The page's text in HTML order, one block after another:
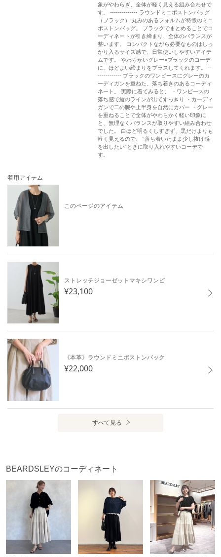
ざいますので、ご了承くださいませ。
・サンプルでの撮影、計測をしております。商品の仕様が一
部変更になる場合がございます。
・撮影サンプル品はブランドタグがついておりません。製品
にはタグがつきますので、製品の表に縫い糸が見える場合が
・工場の生産の都合上、納期が変更になる場合がございま
す。検品や輸送の関係で、発送日が前後しますのでご了承く
ださい。また、入荷状況により、お客様への発送が店頭販売
より遅れる場合もございます。
・店頭に陳列していた商品も含まれる場合がございます。
ご覧頂いている商品の写真につきましては、できるだけ実物
異なる場合がございます。 予めご了承ください。
《ハートをタップして商品のお気に入り登録》
【ハートをタップ】登録カラーの商品の「残りわずか」「再
入荷」「値下げ」通知を受け取ることができます。
【各ショップアプリにてブランドフォロー】 新商品などの入
荷情報、最新のニュースやお得な情報を受け取ることができ
ます。
メッシュトップス
アイテム情報
商品コード BEZ1061604A0006
性別タイプ レディース
カテゴリ
素材
【カーディガン】
ポリエステル65% 綿35%
※着用時・洗濯時は、必ず取扱い表示・タグをご
確認の上、お取り扱い下さい。
製造国 詳細は下記よりお問い合わせください
ギフト
象がやわらぎ、全体が軽く見える組み合わせで
す。 -------------- ラウンドミニボストンバッグ
（ブラック） 丸みのあるフォルムが特徴のミニ
ボストンバッグ。 ブラックでまとめることでコ
ーディネートが引き締まり、全体のバランスが
整います。 コンパクトながら必要なものはしっ
かり入るサイズ感で、日常使いしやすいアイテ
ムです。 やわらかいグレー×ブラックのコーデ
に、ほどよい締まりをプラスしてくれます。 --
------------ ブラックのワンピースにグレーのカ
ーディガンを重ねた、落ち着きのあるコーディ
ネート。 実際に着てみると、 ・ワンピースの
落ち感で縦のラインが出てすっきり ・カーディ
ガンで二の腕や上半身を自然にカバー ・グレー
を重ねることで全体がやわらかく軽い印象に
と、無理なくバランスが取りやすい組み合わせ
でした。 白ほど明るくしすぎず、黒だけよりも
軽く見えるので、 “落ち着いたまま少し抜け感
を出したい”ときに取り入れやすいコーデで
す。
着用アイテム
このページのアイテム
ストレッチジョーゼットマキシワンピ
¥23,100
《本革》ラウンドミニボストンバック
¥22,000
すべて見る
BEARDSLEYのコーディネート